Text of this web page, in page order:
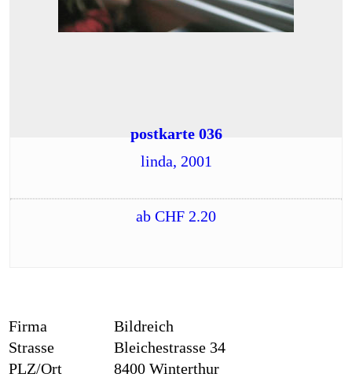
postkarte 036
linda, 2001
ab CHF 2.20
Firma
Bildreich
Strasse
Bleichestrasse 34
PLZ/Ort
8400 Winterthur